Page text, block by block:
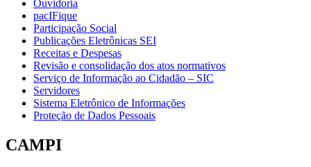
Ouvidoria
pacIFique
Participação Social
Publicações Eletrônicas SEI
Receitas e Despesas
Revisão e consolidação dos atos normativos
Serviço de Informação ao Cidadão – SIC
Servidores
Sistema Eletrônico de Informações
Proteção de Dados Pessoais
CAMPI